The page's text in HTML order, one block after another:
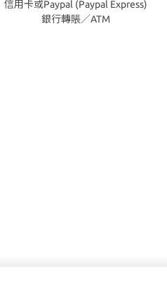
信用卡或Paypal (Paypal Express)
銀行轉賬／ATM